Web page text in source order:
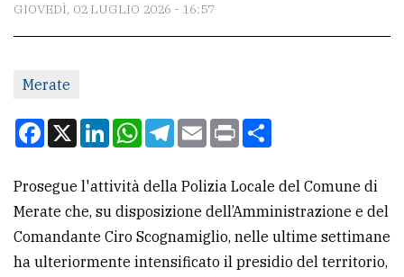
Scrivici
Per
la
pubblicità
CERCA
GIOVEDÌ, 02 LUGLIO 2026 - 16:57
Merate
Facebook
X LinkedInWhatsApp
Telegram
EmailPrint
Prosegue l'attività della Polizia Locale del Comune di
Merate che, su disposizione dell’Amministrazione e del
Comandante Ciro Scognamiglio, nelle ultime settimane
ha ulteriormente intensificato il presidio del territorio,